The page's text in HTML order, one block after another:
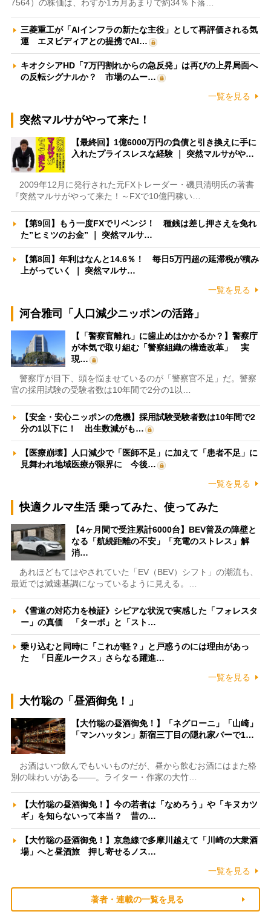
7564）の株価は、わずか1カ月あまりで約34％下落…
三菱重工が「AIインフラの新たな主役」として再評価される気
運 エヌビディアとの提携でAI…
キオクシアHD「7万円割れからの急反発」は再びの上昇局面へ
の反転シグナルか？ 市場のムー…
一覧を見る
突然マルサがやって来た！
【最終回】1億6000万円の負債と引き換えに手に
入れたプライスレスな経験 ｜ 突然マルサがや…
2009年12月に発行された元FXトレーダー・磯貝清明氏の著書
『突然マルサがやって来た！～FXで10億円稼い…
【第9回】もう一度FXでリベンジ！ 種銭は差し押さえを免れ
た”ヒミツのお金” ｜ 突然マルサ…
【第8回】年利はなんと14.6％！ 毎日5万円超の延滞税が積み
上がっていく ｜ 突然マルサ…
一覧を見る
河合雅司「人口減少ニッポンの活路」
【「警察官離れ」に歯止めはかかるか？】警察庁
が本気で取り組む「警察組織の構造改革」 実
現…
警察庁が目下、頭を悩ませているのが「警察官不足」だ。警察
官の採用試験の受験者数は10年間で2分の1以…
【安全・安心ニッポンの危機】採用試験受験者数は10年間で2
分の1以下に！ 出生数減がも…
【医療崩壊】人口減少で「医師不足」に加えて「患者不足」に
見舞われ地域医療が限界に 今後…
一覧を見る
快適クルマ生活 乗ってみた、使ってみた
【4ヶ月間で受注累計6000台】BEV普及の障壁と
なる「航続距離の不安」「充電のストレス」解
消…
あれほどもてはやされていた「EV（BEV）シフト」の潮流も、
最近では減速基調になっているように見える。…
《雪道の対応力を検証》シビアな状況で実感した「フォレスタ
ー」の真価 「ターボ」と「スト…
乗り込むと同時に「これが軽？」と戸惑うのには理由があっ
た 「日産ルークス」さらなる躍進…
一覧を見る
大竹聡の「昼酒御免！」
【大竹聡の昼酒御免！】「ネグローニ」「山崎」
「マンハッタン」新宿三丁目の隠れ家バーで1…
お酒はいつ飲んでもいいものだが、昼から飲むお酒にはまた格
別の味わいがある――。ライター・作家の大竹…
【大竹聡の昼酒御免！】今の若者は「なめろう」や「キヌカツ
ギ」を知らないって本当？ 昔の…
【大竹聡の昼酒御免！】京急線で多摩川越えて「川崎の大衆酒
場」へと昼酒旅 押し寄せるノス…
一覧を見る
著者・連載の一覧を見る